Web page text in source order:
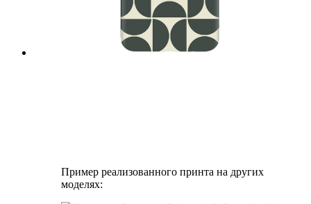
Пример реализованного принта на других
моделях: